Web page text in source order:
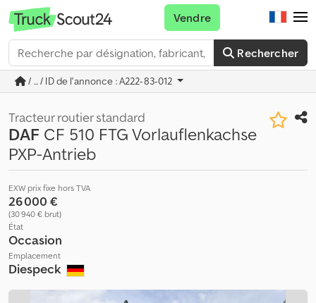
Rechercher
Vendre
/ ... / ID de l'annonce : A222-83-012
Tracteur routier standard
DAF CF 510 FTG Vorlauflenkachse
PXP-Antrieb
EXW prix fixe hors TVA
26 000 €
(30 940 € brut)
État
Occasion
Emplacement
Diespeck